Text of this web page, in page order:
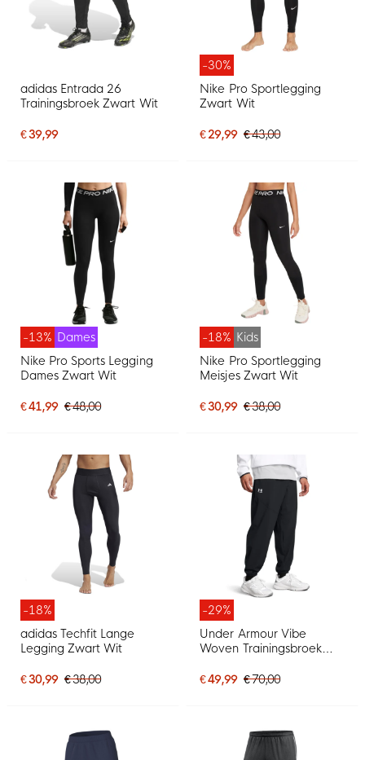
adidas Entrada 26
Trainingsbroek Zwart Wit
€ 39,99
-30%
Nike Pro Sportlegging
Zwart Wit
€ 29,99 € 43,00
-13% Dames
Nike Pro Sports Legging
Dames Zwart Wit
€ 41,99 € 48,00
-18% Kids
Nike Pro Sportlegging
Meisjes Zwart Wit
€ 30,99 € 38,00
-18%
adidas Techfit Lange
Legging Zwart Wit
€ 30,99 € 38,00
-29%
Under Armour Vibe
Woven Trainingsbroek
€ 49,99 € 70,00